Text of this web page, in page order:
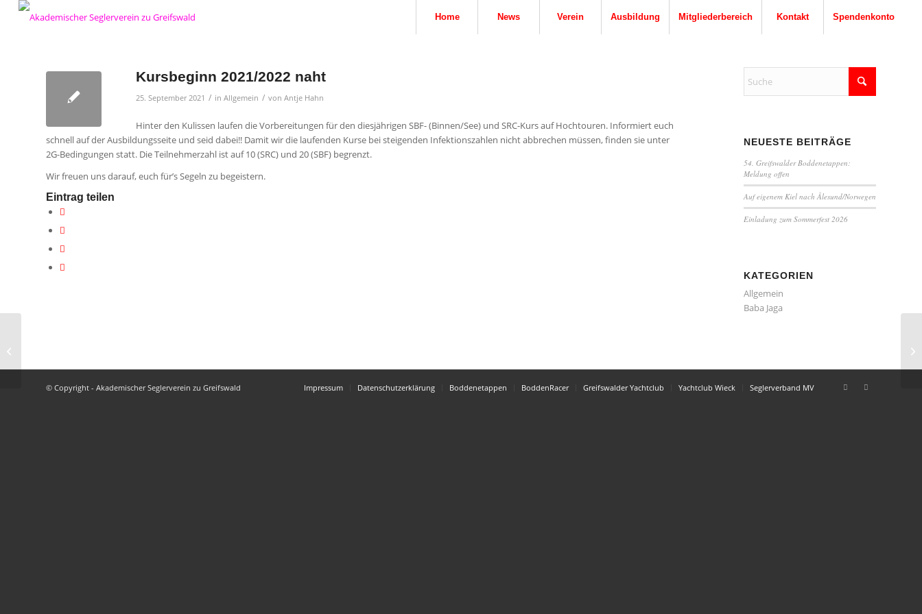
Home News Verein Ausbildung Mitgliederbereich Kontakt Spendenkonto
Kursbeginn 2021/2022 naht
25. September 2021 / in Allgemein / von Antje Hahn
Hinter den Kulissen laufen die Vorbereitungen für den diesjährigen SBF- (Binnen/See) und SRC-Kurs auf Hochtouren. Informiert euch
schnell auf der Ausbildungsseite und seid dabei!! Damit wir die laufenden Kurse bei steigenden Infektionszahlen nicht abbrechen müssen, finden sie unter
2G-Bedingungen statt. Die Teilnehmerzahl ist auf 10 (SRC) und 20 (SBF) begrenzt.
Wir freuen uns darauf, euch für’s Segeln zu begeistern.
Eintrag teilen
NEUESTE BEITRÄGE
54. Greifswalder Boddenetappen:
Meldung offen
Auf eigenem Kiel nach Ålesund/Norwegen
Einladung zum Sommerfest 2026
KATEGORIEN
Allgemein
Baba Jaga
© Copyright - Akademischer Seglerverein zu Greifswald Impressum Datenschutzerklärung Boddenetappen BoddenRacer Greifswalder Yachtclub Yachtclub Wieck Seglerverband MV